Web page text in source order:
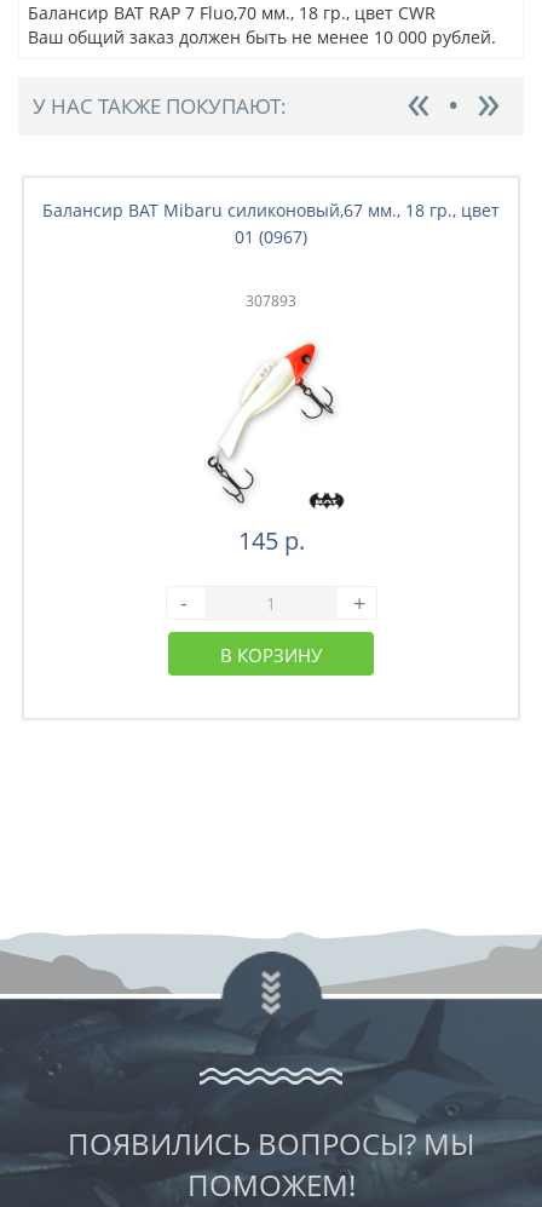
Балансир BAT RAP 7 Fluo,70 мм., 18 гр., цвет CWR
Ваш общий заказ должен быть не менее 10 000 рублей.
У НАС ТАКЖЕ ПОКУПАЮТ:
Балансир BAT Mibaru силиконовый,67 мм., 18 гр., цвет
01 (0967)
307893
145 р.
- +
В КОРЗИНУ
ПОЯВИЛИСЬ ВОПРОСЫ? МЫ
ПОМОЖЕМ!